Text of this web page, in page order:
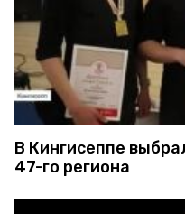
В Кингисеппе
47-го региона